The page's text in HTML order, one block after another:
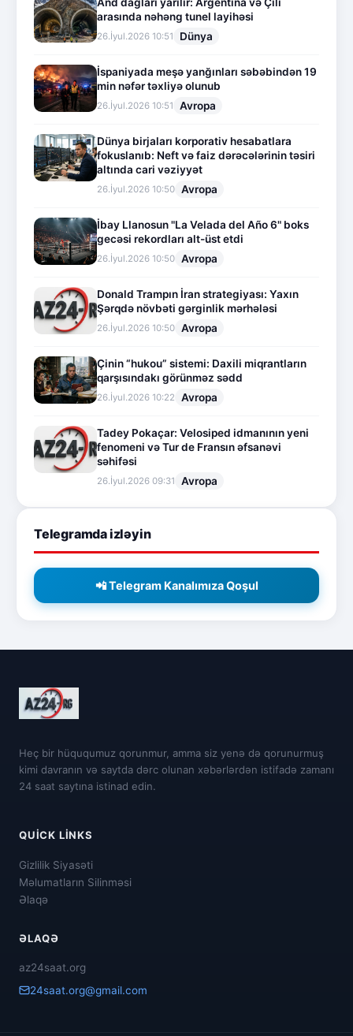
And dağları yarılır: Argentina və Çili
arasında nəhəng tunel layihəsi
26.İyul.2026 10:51 Dünya
İspaniyada meşə yanğınları səbəbindən 19
min nəfər təxliyə olunub
26.İyul.2026 10:51 Avropa
Dünya birjaları korporativ hesabatlara
fokuslanıb: Neft və faiz dərəcələrinin təsiri
altında cari vəziyyət
26.İyul.2026 10:50 Avropa
İbay Llanosun "La Velada del Año 6" boks
gecəsi rekordları alt-üst etdi
26.İyul.2026 10:50 Avropa
Donald Trampın İran strategiyası: Yaxın
Şərqdə növbəti gərginlik mərhələsi
26.İyul.2026 10:50 Avropa
Çinin “hukou” sistemi: Daxili miqrantların
qarşısındakı görünməz sədd
26.İyul.2026 10:22 Avropa
Tadey Pokaçar: Velosiped idmanının yeni
fenomeni və Tur de Fransın əfsanəvi
səhifəsi
26.İyul.2026 09:31 Avropa
Telegramda izləyin
📲 Telegram Kanalımıza Qoşul
Heç bir hüququmuz qorunmur, amma siz yenə də qorunurmuş
kimi davranın və saytda dərc olunan xəbərlərdən istifadə zamanı
24 saat saytına istinad edin.
QUICK LINKS
Gizlilik Siyasəti
Məlumatların Silinməsi
Əlaqə
ƏLAQƏ
az24saat.org
24saat.org@gmail.com